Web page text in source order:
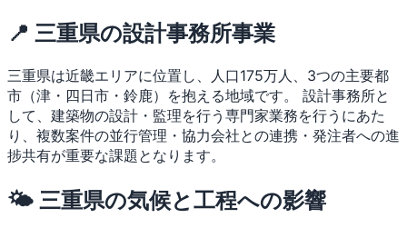
📍 三重県の設計事務所事業
三重県は近畿エリアに位置し、人口175万人、3つの主要都
市（津・四日市・鈴鹿）を抱える地域です。 設計事務所と
して、建築物の設計・監理を行う専門家業務を行うにあた
り、複数案件の並行管理・協力会社との連携・発注者への進
捗共有が重要な課題となります。
🌤 三重県の気候と工程への影響